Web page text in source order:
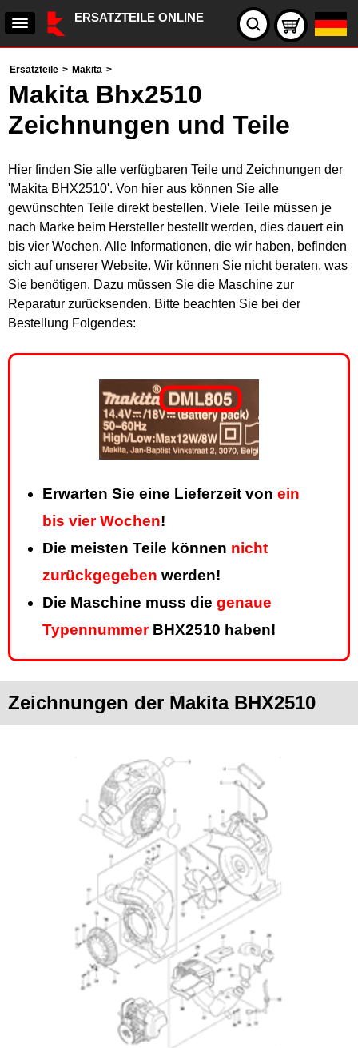
ERSATZTEILE ONLINE
Ersatzteile > Makita >
Makita Bhx2510
Zeichnungen und Teile
Hier finden Sie alle verfügbaren Teile und Zeichnungen der
'Makita BHX2510'. Von hier aus können Sie alle
gewünschten Teile direkt bestellen. Viele Teile müssen je
nach Marke beim Hersteller bestellt werden, dies dauert ein
bis vier Wochen. Alle Informationen, die wir haben, befinden
sich auf unserer Website. Wir können Sie nicht beraten, was
Sie benötigen. Dazu müssen Sie die Maschine zur
Reparatur zurücksenden. Bitte beachten Sie bei der
Bestellung Folgendes:
Erwarten Sie eine Lieferzeit von ein
bis vier Wochen!
Die meisten Teile können nicht
zurückgegeben werden!
Die Maschine muss die genaue
TypennummerBHX2510 haben!
Zeichnungen der Makita BHX2510